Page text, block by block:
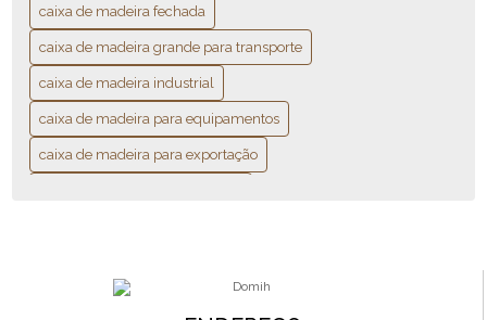
caixa de madeira fechada
caixa de madeira grande para transporte
caixa de madeira industrial
caixa de madeira para equipamentos
caixa de madeira para exportação